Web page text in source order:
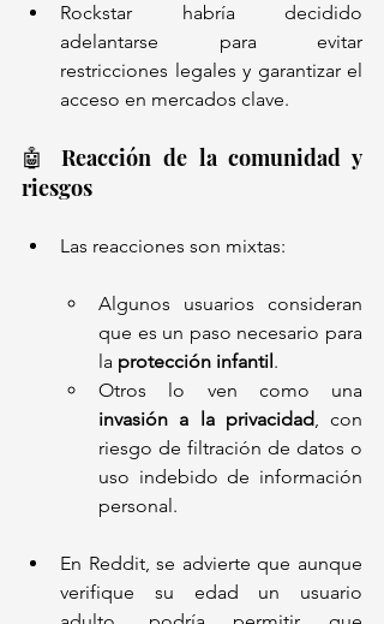
Rockstar habría decidido
adelantarse para evitar
restricciones legales y garantizar el
acceso en mercados clave.
🤖 Reacción de la comunidad y
riesgos
Las reacciones son mixtas:
Algunos usuarios consideran
que es un paso necesario para
la protección infantil.
invasión a la privacidad, con
riesgo de filtración de datos o
uso indebido de información
personal.
En Reddit, se advierte que aunque
verifique su edad un usuario